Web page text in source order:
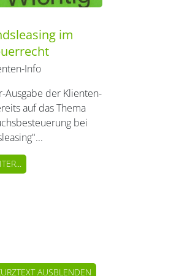
im
Info
Ausgabe der Klienten-
auf das Thema
bei
AUSBLENDEN